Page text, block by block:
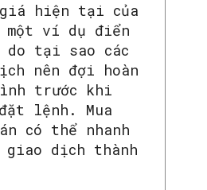
giá hiện tại của
ví dụ điển
tại sao các
nên đợi hoàn
trước khi
lệnh. Mua
có thể nhanh
giao dịch thành